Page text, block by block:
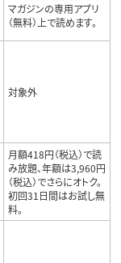
マガジンの専用アプリ
（無料）上で読めます。
対象外
月額418円（税込）で読
み放題、年額は3,960円
（税込）でさらにオトク。
初回31日間はお試し無
料。